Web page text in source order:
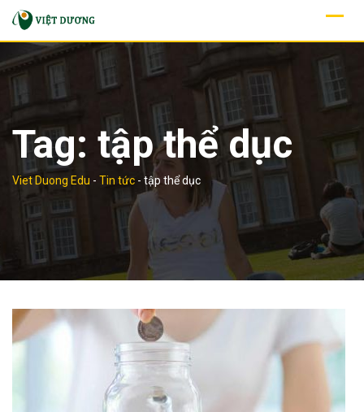
Skip
content
Tag: tập thể dục
Viet Duong Edu - Tin tức - tập thể dục